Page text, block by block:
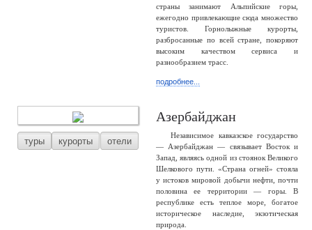
страны занимают Альпийские горы,
ежегодно привлекающие сюда множество
туристов. Горнолыжные курорты,
разбросанные по всей стране, покоряют
высоким качеством сервиса и
разнообразием трасс.
подробнее...
туры курорты отели
Азербайджан
Независимое кавказское государство
— Азербайджан — связывает Восток и
Запад, являясь одной из стоянок Великого
Шелкового пути. «Страна огней» стояла
у истоков мировой добычи нефти, почти
половина ее территории — горы. В
республике есть теплое море, богатое
историческое наследие, экзотическая
природа.